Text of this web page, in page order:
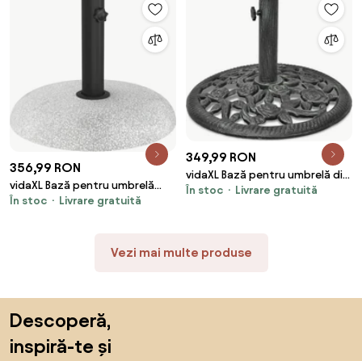
356,99 RON
vidaXL Bază pentru umbrelă
Manual Gri deschis Ø 45 x 33
În stoc Livrare gratuită
349,99 RON
vidaXL Bază pentru umbrelă din
fontă, 12 kg, 48 cm
În stoc Livrare gratuită
Vezi mai multe produse
Descoperă,
inspiră-te și